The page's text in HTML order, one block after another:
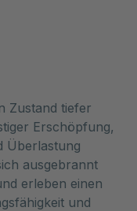
Zustand tiefer
Erschöpfung,
Überlastung
ausgebrannt
erleben einen
und